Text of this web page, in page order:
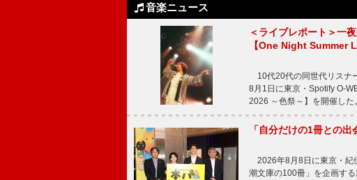
音楽ニュース
＜ライブレポート＞一
【One Night Summer
10代20代の同世代リスナ
8月1日に東京・Spotify O-
2026 ～色祭～】を開催し
「自分だけの1冊との
2026年8月8日に東京・紀
潮文庫の100冊」を企画す